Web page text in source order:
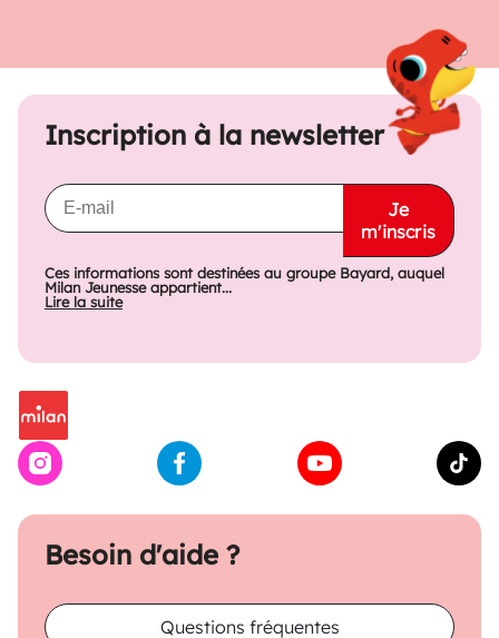
Besoin d'aide ?
Questions fréquentes
Inscription à la newsletter
Je
m'inscris
Ces informations sont destinées au groupe Bayard, auquel
Milan Jeunesse appartient...
Lire la suite